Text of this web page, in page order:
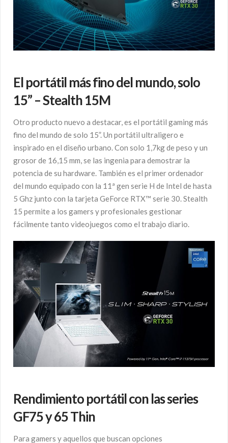
El portátil más fino del mundo, solo
15” – Stealth 15M
Otro producto nuevo a destacar, es el portátil gaming más
fino del mundo de solo 15”. Un portátil ultraligero e
inspirado en el diseño urbano. Con solo 1,7kg de peso y un
grosor de 16,15 mm, se las ingenia para demostrar la
potencia de su hardware. También es el primer ordenador
del mundo equipado con la 11ª gen serie H de Intel de hasta
5 Ghz junto con la tarjeta GeForce RTX™ serie 30. Stealth
15 permite a los gamers y profesionales gestionar
fácilmente tanto videojuegos como el trabajo diario.
Rendimiento portátil con las series
GF75 y 65 Thin
Para gamers y aquellos que buscan opciones